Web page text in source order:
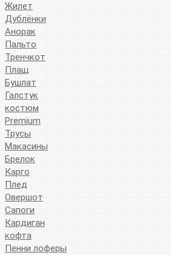
Жилет
Дублёнки
Анорак
Пальто
Тренчкот
Плащ
Бушлат
Галстук
костюм
Premium
Трусы
Макасины
Брелок
Карго
Плед
Овершот
Сапоги
Кардиган
кофта
Пенни лоферы